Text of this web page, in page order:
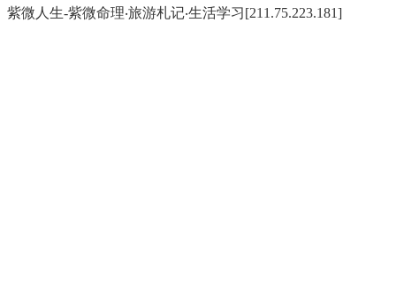
紫微人生-紫微命理‧旅游札记‧生活学习[211.75.223.181]